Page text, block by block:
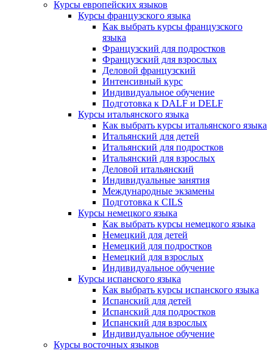
Курсы европейских языков
Курсы французского языка
Как выбрать курсы французского
языка
Французский для подростков
Французский для взрослых
Деловой французский
Интенсивный курс
Индивидуальное обучение
Подготовка к DALF и DELF
Курсы итальянского языка
Как выбрать курсы итальянского языка
Итальянский для детей
Итальянский для подростков
Итальянский для взрослых
Деловой итальянский
Индивидуальные занятия
Международные экзамены
Подготовка к CILS
Курсы немецкого языка
Как выбрать курсы немецкого языка
Немецкий для детей
Немецкий для подростков
Немецкий для взрослых
Индивидуальное обучение
Курсы испанского языка
Как выбрать курсы испанского языка
Испанский для детей
Испанский для подростков
Испанский для взрослых
Индивидуальное обучение
Курсы восточных языков